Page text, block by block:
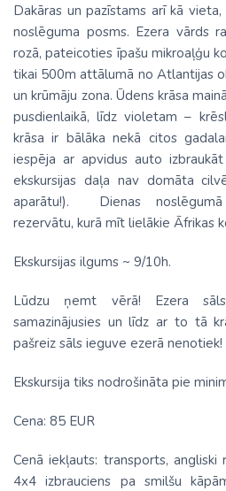
Dakāras un pazīstams arī kā
noslēguma posms. Ezera vārds
rozā, pateicoties īpašu mikroaļģu
tikai 500m attālumā no Atlantijas
un krūmāju zona. Ūdens krāsa
pusdienlaikā, līdz violetam –
krāsa ir bālāka nekā citos
iespēja ar apvidus auto
ekskursijas daļa nav domāta
aparātu!). Dienas
rezervātu, kurā mīt lielākie Āfrikas
Ekskursijas ilgums ~ 9/10h.
Lūdzu ņemt vērā! Ezera
samazinājusies un līdz ar to tā
pašreiz sāls ieguve ezerā nenotiek!
Ekskursija tiks nodrošināta pie
Cena: 85 EUR
Cenā iekļauts: transports, angliski
4x4 izbrauciens pa smilšu